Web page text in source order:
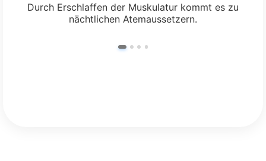
Durch Erschlaffen der Muskulatur kommt es zu
nächtlichen Atemaussetzern.